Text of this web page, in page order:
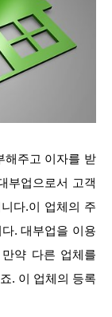
해주고 이자를 받
부업으로서 고객
다.이 업체의 주
. 대부업을 이용
약 다른 업체를
. 이 업체의 등록